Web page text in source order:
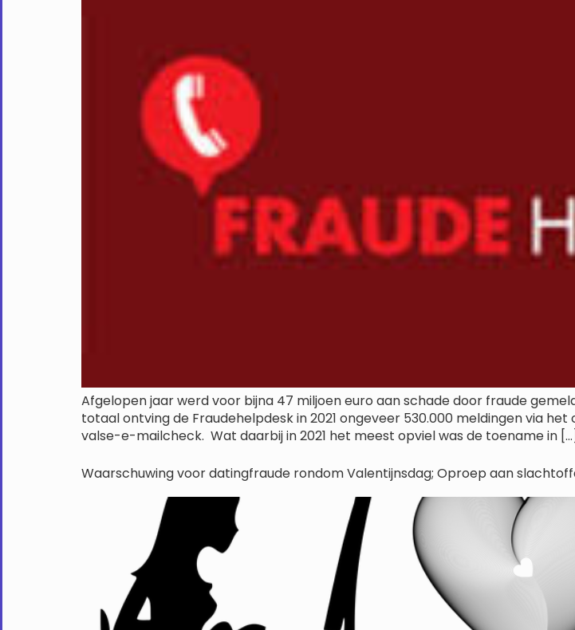
Afgelopen jaar werd voor bijna 47 miljoen euro aan schade door fraude
totaal ontving de Fraudehelpdesk in 2021 ongeveer 530.000 meldingen via
valse-e-mailcheck. Wat daarbij in 2021 het meest opviel was de toename in […]
Waarschuwing voor datingfraude rondom Valentijnsdag; Oproep aan